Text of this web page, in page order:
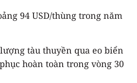
94 USD/thùng trong năm
tàu thuyền qua eo biển
hoàn toàn trong vòng 30